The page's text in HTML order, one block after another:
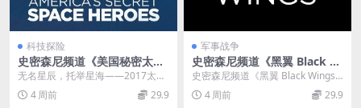
科技探险
史密森尼频道《美国秘密太空
英雄 America’s Secret Spac
e Heroes 2017》全6集 英语
中英双字 无水印纯净版 1080
无名星辰，托举星海——2017太空
纪实纪录片《美国秘密太空英雄》
赏析 2017年...
4 周前 29.9
军事战争
史密森尼频道《黑翼 Black W
ings 2012》英语中英双字 无
水印纯净版 1080P/MKV/4.36
G 二战黑人飞行员
史密森尼频道《黑翼 Black Wings 2
012》介绍 2012年史密森尼频...
4 周前 29.9